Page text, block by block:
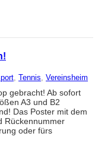
Tennis Vereinsheim
gebracht! Ab sofort
A3 und B2
Das Poster mit dem
Rückennummer
oder fürs